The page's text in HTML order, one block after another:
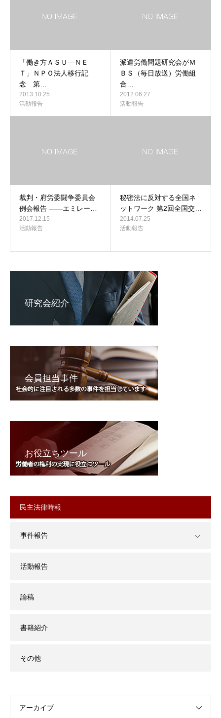
「働き方ＡＳＵ―ＮＥ
Ｔ」ＮＰＯ法人移行記
念 第…
2013.10.25
活動報告
派遣労働問題研究会がＭ
ＢＳ（毎日放送）労働組
合…
2012.06.27
活動報告
裁判・府労委闘争委員会
例会報告 ――エミレー…
2017.12.15
活動報告
秘密法に反対する全国ネ
ットワーク 第2回全国交…
2014.07.25
活動報告
研究会紹介
会員担当事件
お役立ちツール
民主法律時報
事件報告
活動報告
論稿
書籍紹介
その他
アーカイブ